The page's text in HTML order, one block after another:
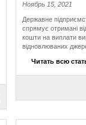
Ноябрь 15, 2021
Державне
спрямує отримані
кошти на виплати
відновлюваних
Читать всю